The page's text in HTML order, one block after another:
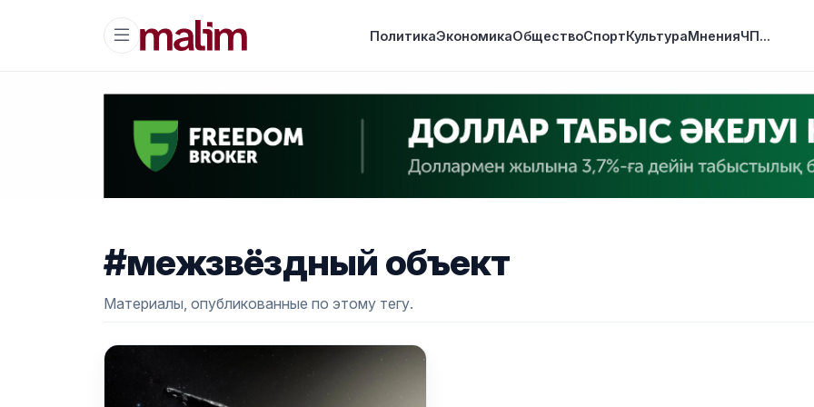
ПолитикаЭкономикаОбществоСпортКультураМненияЧП...
#межзвёздный объект
Материалы, опубликованные по этому тегу.